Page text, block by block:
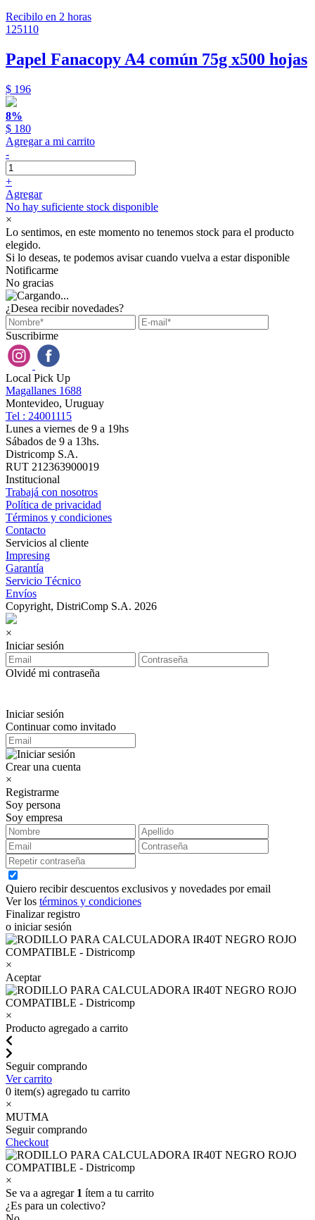
Recibilo en 2 horas
125110
Papel Fanacopy A4 común 75g x500 hojas
$ 196
8%
$ 180
Agregar a mi carrito
-
+
Agregar
No hay suficiente stock disponible
×
Lo sentimos, en este momento no tenemos stock para el producto
elegido.
Si lo deseas, te podemos avisar cuando vuelva a estar disponible
Notificarme
No gracias
¿Desea recibir novedades?
Suscribirme
Local Pick Up
Magallanes 1688
Montevideo, Uruguay
Tel : 24001115
Lunes a viernes de 9 a 19hs
Sábados de 9 a 13hs.
Districomp S.A.
RUT 212363900019
Institucional
Trabajá con nosotros
Política de privacidad
Términos y condiciones
Contacto
Servicios al cliente
Impresing
Garantía
Servicio Técnico
Envíos
Copyright, DistriComp S.A. 2026
×
Iniciar sesión
Olvidé mi contraseña
Iniciar sesión
Continuar como invitado
Crear una cuenta
×
Registrarme
Soy persona
Soy empresa
Quiero recibir descuentos exclusivos y novedades por email
Ver los términos y condiciones
Finalizar registro
o iniciar sesión
×
Aceptar
×
Producto agregado a carrito
Seguir comprando
Ver carrito
0 item(s) agregado tu carrito
×
MUTMA
Seguir comprando
Checkout
×
Se va a agregar 1 ítem a tu carrito
¿Es para un colectivo?